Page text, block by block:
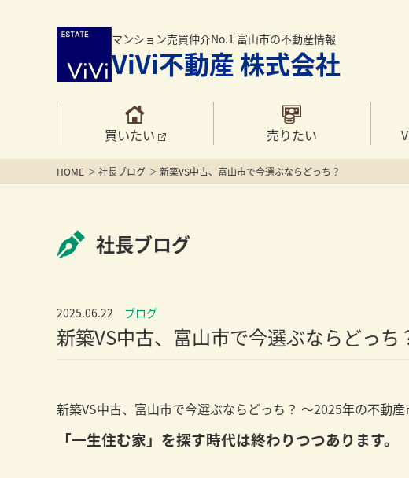
マンション売買仲介No.1 富山市の不動産情報
ViVi不動産 株式会社
買いたい 売りたい
HOME 社長ブログ 新築VS中古、富山市で今選ぶならどっち？
社長ブログ
2025.06.22 ブログ
新築VS中古、富山市で今選ぶならどっち
新築VS中古、富山市で今選ぶならどっち？ ～2025年の不動
「一生住む家」を探す時代は終わりつつあります。